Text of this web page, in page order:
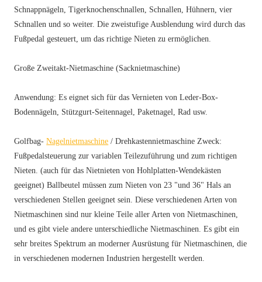
Schnappnägeln, Tigerknochenschnallen, Schnallen, Hühnern, vier
Schnallen und so weiter. Die zweistufige Ausblendung wird durch das
Fußpedal gesteuert, um das richtige Nieten zu ermöglichen.
Große Zweitakt-Nietmaschine (Sacknietmaschine)
Anwendung: Es eignet sich für das Vernieten von Leder-Box-
Bodennägeln, Stützgurt-Seitennagel, Paketnagel, Rad usw.
Golfbag-Nagelnietmaschine / Drehkastennietmaschine Zweck:
Fußpedalsteuerung zur variablen Teilezuführung und zum richtigen
Nieten. (auch für das Nietnieten von Hohlplatten-Wendekästen
geeignet) Ballbeutel müssen zum Nieten von 23 "und 36" Hals an
verschiedenen Stellen geeignet sein. Diese verschiedenen Arten von
Nietmaschinen sind nur kleine Teile aller Arten von Nietmaschinen,
und es gibt viele andere unterschiedliche Nietmaschinen. Es gibt ein
sehr breites Spektrum an moderner Ausrüstung für Nietmaschinen, die
in verschiedenen modernen Industrien hergestellt werden.